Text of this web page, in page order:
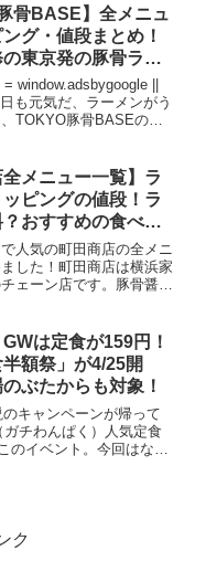
骨BASE】全メニュ
グ・値段まとめ！
東京発の豚骨ラー
window.adsbygoogle ||
も元気だ、ラーメンがう
TOKYO豚骨BASEの全
全メニュー一覧】ラ
ピングの値段！ラ
おすすめの食べ方
人気の町田商店の全メニ
した！町田商店は横浜家
ェーン店です。豚骨醤油
ん草・のりがラーメンと
なので、一度...
GWは定食が159円！
半額祭」が4/25開
ぶたからも対象！
キャンペーンが帰って
チわんぱく）人気定食
イベント。今回はなん
ク